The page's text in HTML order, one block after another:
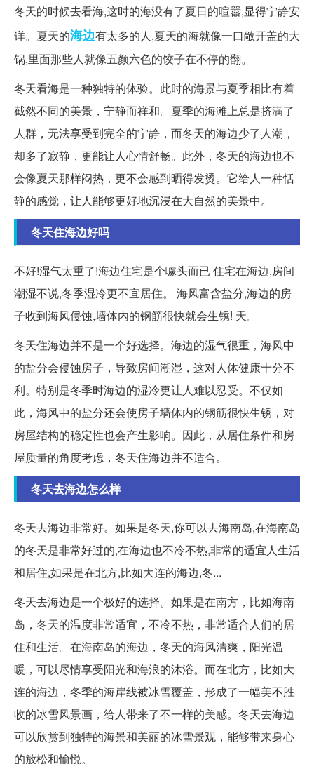
冬天的时候去看海,这时的海没有了夏日的喧嚣,显得宁静安
详。夏天的海边有太多的人,夏天的海就像一口敞开盖的大
锅,里面那些人就像五颜六色的饺子在不停的翻。
冬天看海是一种独特的体验。此时的海景与夏季相比有着
截然不同的美景，宁静而祥和。夏季的海滩上总是挤满了
人群，无法享受到完全的宁静，而冬天的海边少了人潮，
却多了寂静，更能让人心情舒畅。此外，冬天的海边也不
会像夏天那样闷热，更不会感到晒得发烫。它给人一种恬
静的感觉，让人能够更好地沉浸在大自然的美景中。
冬天住海边好吗
不好!湿气太重了!海边住宅是个噱头而已 住宅在海边,房间
潮湿不说,冬季湿冷更不宜居住。 海风富含盐分,海边的房
子收到海风侵蚀,墙体内的钢筋很快就会生锈! 天。
冬天住海边并不是一个好选择。海边的湿气很重，海风中
的盐分会侵蚀房子，导致房间潮湿，这对人体健康十分不
利。特别是冬季时海边的湿冷更让人难以忍受。不仅如
此，海风中的盐分还会使房子墙体内的钢筋很快生锈，对
房屋结构的稳定性也会产生影响。因此，从居住条件和房
屋质量的角度考虑，冬天住海边并不适合。
冬天去海边怎么样
冬天去海边非常好。如果是冬天,你可以去海南岛,在海南岛
的冬天是非常好过的,在海边也不冷不热,非常的适宜人生活
和居住,如果是在北方,比如大连的海边,冬...
冬天去海边是一个极好的选择。如果是在南方，比如海南
岛，冬天的温度非常适宜，不冷不热，非常适合人们的居
住和生活。在海南岛的海边，冬天的海风清爽，阳光温
暖，可以尽情享受阳光和海浪的沐浴。而在北方，比如大
连的海边，冬季的海岸线被冰雪覆盖，形成了一幅美不胜
收的冰雪风景画，给人带来了不一样的美感。冬天去海边
可以欣赏到独特的海景和美丽的冰雪景观，能够带来身心
的放松和愉悦。